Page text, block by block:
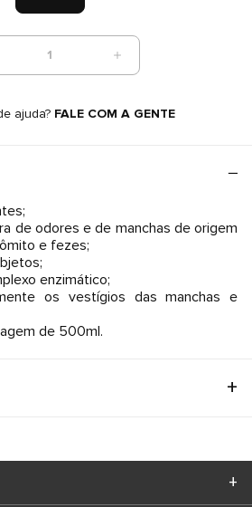
1
ajuda? FALE COM A GENTE
de odores e de manchas de origem
e fezes;
enzimático;
os vestígios das manchas e
de 500ml.